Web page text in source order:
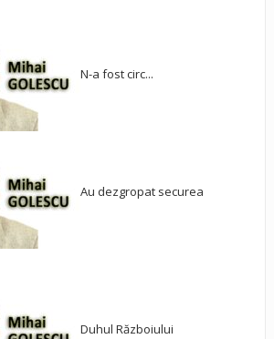
N-a fost circ...
Au dezgropat securea
Duhul Războiului